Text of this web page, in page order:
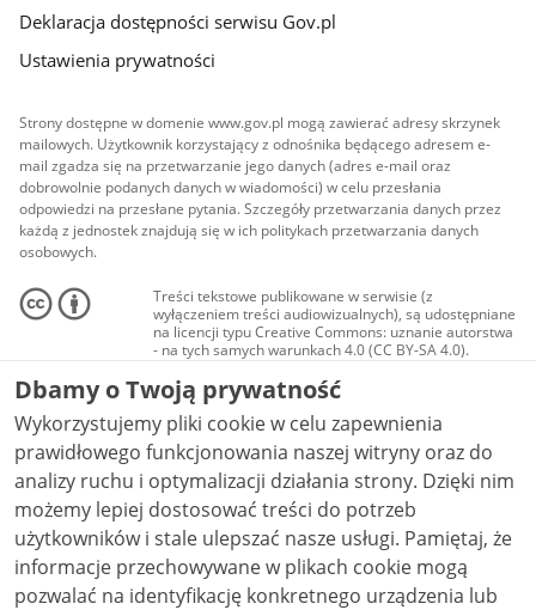
Deklaracja dostępności serwisu Gov.pl
Ustawienia prywatności
Strony dostępne w domenie www.gov.pl mogą zawierać adresy skrzynek
mailowych. Użytkownik korzystający z odnośnika będącego adresem e-
mail zgadza się na przetwarzanie jego danych (adres e-mail oraz
dobrowolnie podanych danych w wiadomości) w celu przesłania
odpowiedzi na przesłane pytania. Szczegóły przetwarzania danych przez
każdą z jednostek znajdują się w ich politykach przetwarzania danych
osobowych.
Treści tekstowe publikowane w serwisie (z
wyłączeniem treści audiowizualnych), są udostępniane
na licencji typu Creative Commons: uznanie autorstwa
- na tych samych warunkach 4.0 (CC BY-SA 4.0).
Materiały audiowizualne, w tym zdjęcia, materiały
audio i wideo, są udostępniane na licencji typu
Creative Commons: uznanie autorstwa użycie
niekomercyjne - bez utworów zależnych 4.0 (CC BY-
NC-ND 4.0), o ile nie jest to stwierdzone inaczej.
Dbamy o Twoją prywatność
Wykorzystujemy pliki cookie w celu zapewnienia
prawidłowego funkcjonowania naszej witryny oraz do
analizy ruchu i optymalizacji działania strony. Dzięki nim
możemy lepiej dostosować treści do potrzeb
użytkowników i stale ulepszać nasze usługi. Pamiętaj, że
informacje przechowywane w plikach cookie mogą
pozwalać na identyfikację konkretnego urządzenia lub